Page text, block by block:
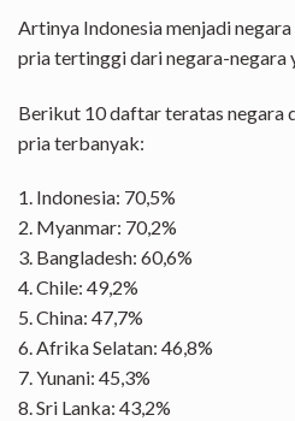
Artinya Indonesia menjadi
pria tertinggi dari negara-negara
Berikut 10 daftar teratas negara
pria terbanyak:
1. Indonesia: 70,5%
2. Myanmar: 70,2%
3. Bangladesh: 60,6%
4. Chile: 49,2%
5. China: 47,7%
6. Afrika Selatan: 46,8%
7. Yunani: 45,3%
8. Sri Lanka: 43,2%